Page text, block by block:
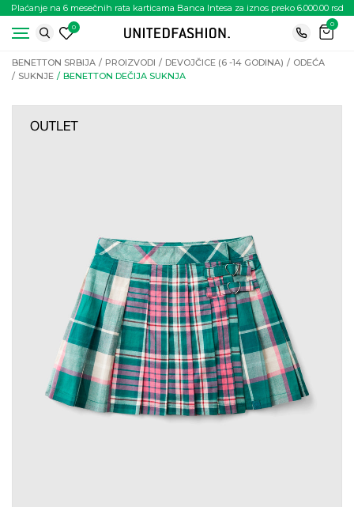
Plaćanje na 6 mesečnih rata karticama Banca Intesa za iznos preko 6.000.00 rsd
0
0
BENETTON SRBIJA PROIZVODI DEVOJČICE (6 -14 GODINA)
ODEĆA
SUKNJE
BENETTON DEČIJA SUKNJA